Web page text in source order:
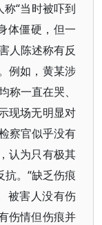
称“当时被吓到
体僵硬，但一
人陈述称有反
例如，黄某涉
称一直在哭、
现场无明显对
察官似乎没有
认为只有极其
。“缺乏伤痕
被害人没有伤
伤情但伤痕并